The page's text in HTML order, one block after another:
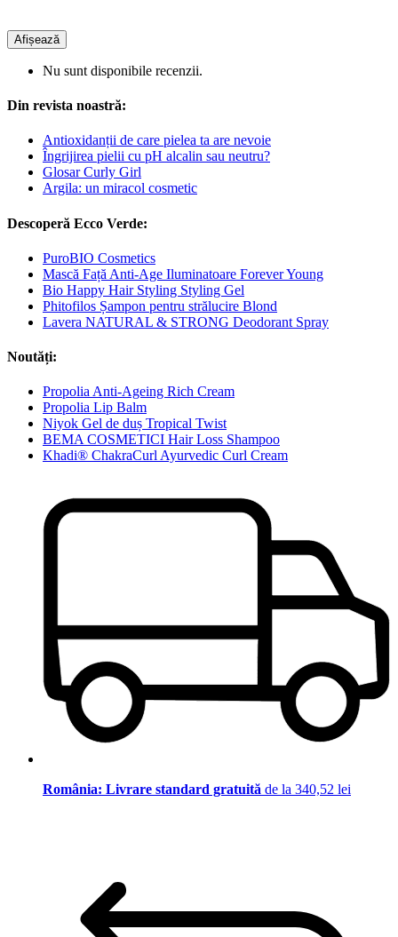
Afișează
Nu sunt disponibile recenzii.
Din revista noastră:
Antioxidanții de care pielea ta are nevoie
Îngrijirea pielii cu pH alcalin sau neutru?
Glosar Curly Girl
Argila: un miracol cosmetic
Descoperă Ecco Verde:
PuroBIO Cosmetics
Mască Față Anti-Age Iluminatoare Forever Young
Bio Happy Hair Styling Styling Gel
Phitofilos Șampon pentru strălucire Blond
Lavera NATURAL & STRONG Deodorant Spray
Noutăți:
Propolia Anti-Ageing Rich Cream
Propolia Lip Balm
Niyok Gel de duș Tropical Twist
BEMA COSMETICI Hair Loss Shampoo
Khadi® ChakraCurl Ayurvedic Curl Cream
România: Livrare standard gratuită de la 340,52 lei